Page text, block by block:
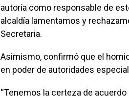
autoría como responsable de
alcaldía lamentamos y
Secretaria.
Asimismo, confirmó que el
en poder de autoridades
“Tenemos la certeza de